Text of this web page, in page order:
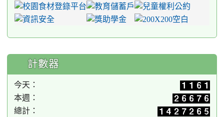
計數器
今天：
本週：
總計：